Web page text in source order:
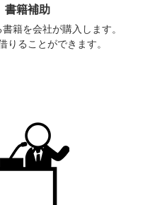
書籍補助
籍を会社が購入します。
りることができます。